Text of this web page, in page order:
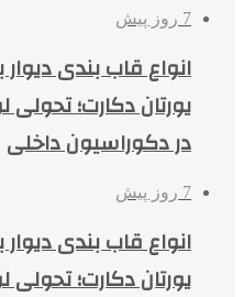
7 روز پیش
انواع قاب بندی
یورتان دکارت؛
در دکوراسیون داخلی
7 روز پیش
انواع قاب بندی
یورتان دکارت؛